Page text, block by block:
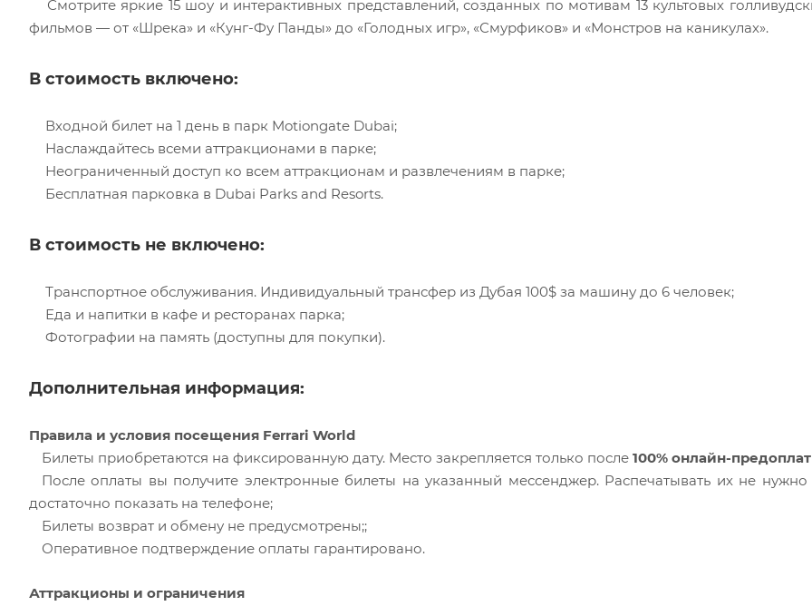
Смотрите яркие 15 шоу и интерактивных представлений, созданных по мотивам 13 культовых
фильмов — от «Шрека» и «Кунг-Фу Панды» до «Голодных игр», «Смурфиков» и «Монстров на каникулах».
В стоимость включено:
Входной билет на 1 день в парк Motiongate Dubai;
Наслаждайтесь всеми аттракционами в парке;
Неограниченный доступ ко всем аттракционам и развлечениям в парке;
Бесплатная парковка в Dubai Parks and Resorts.
В стоимость не включено:
Транспортное обслуживания. Индивидуальный трансфер из Дубая 100$ за машину до 6 человек;
Еда и напитки в кафе и ресторанах парка;
Фотографии на память (доступны для покупки).
Дополнительная информация:
Правила и условия посещения Ferrari World
Билеты приобретаются на фиксированную дату. Место закрепляется только после 100% онлайн-
После оплаты вы получите электронные билеты на указанный мессенджер. Распечатывать их не
достаточно показать на телефоне;
Билеты возврат и обмену не предусмотрены;;
Оперативное подтверждение оплаты гарантировано.
Аттракционы и ограничения